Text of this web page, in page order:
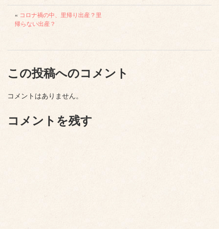
« コロナ禍の中、里帰り出産？里
帰らない出産？
この投稿へのコメント
コメントはありません。
コメントを残す